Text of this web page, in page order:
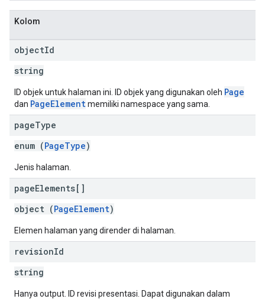
Kolom
objectId
string
ID objek untuk halaman ini. ID objek yang digunakan oleh Page
dan PageElementmemiliki namespace yang sama.
pageType
enum (PageType)
Jenis halaman.
pageElements[]
object (PageElement)
Elemen halaman yang dirender di halaman.
revisionId
string
Hanya output. ID revisi presentasi. Dapat digunakan dalam